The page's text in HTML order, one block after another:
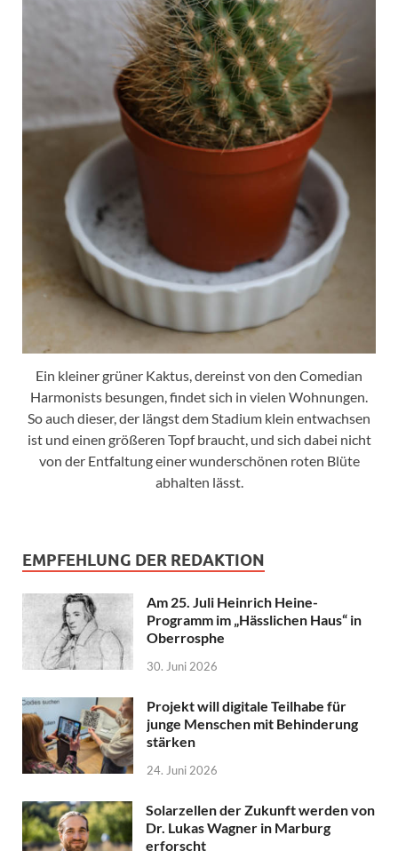
Ein kleiner grüner Kaktus, dereinst von den Comedian
Harmonists besungen, findet sich in vielen Wohnungen.
So auch dieser, der längst dem Stadium klein entwachsen
ist und einen größeren Topf braucht, und sich dabei nicht
von der Entfaltung einer wunderschönen roten Blüte
abhalten lässt.
EMPFEHLUNG DER REDAKTION
Am 25. Juli Heinrich Heine-
Programm im „Hässlichen Haus“ in
Oberrosphe
30. Juni 2026
Projekt will digitale Teilhabe für
junge Menschen mit Behinderung
stärken
24. Juni 2026
Solarzellen der Zukunft werden von
Dr. Lukas Wagner in Marburg
erforscht